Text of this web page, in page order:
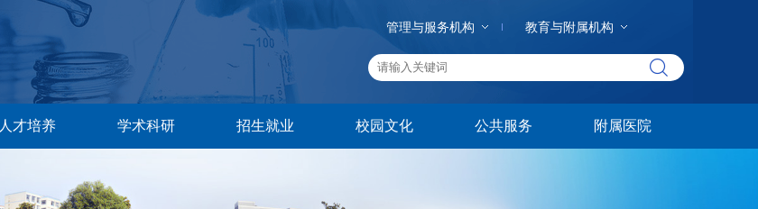
管理与服务机构 教育与附属机构
人才培养 学术科研 招生就业 校园文化 公共服务 附属医院